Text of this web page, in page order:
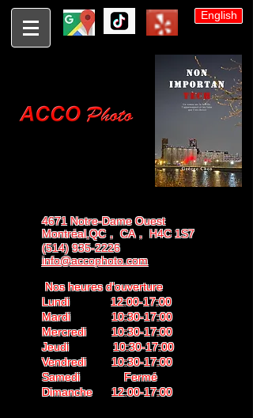
English
4671 Notre-Dame Ouest
Montréal,QC， CA， H4C 1S7
(514) 935-2226
info@accophoto.com
Nos heures d'ouverture
Lundi 12:00-17:00
Mardi 10:30-17:00
Mercredi 10:30-17:00
Jeudi 10:30-17:00
Vendredi 10:30-17:00
Samedi Fermé
Dimanche 12:00-17:00